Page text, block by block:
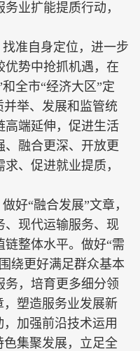
业扩能提质行动，
准自身定位，进一步
优势中抢抓机遇，在
全市“经济大区”定
并举、发展和监管统
高端延伸，促进生活
融合更深、开放更
、促进就业提质，
好“融合发展”文章，
、现代运输服务、现
整体水平。做好“需
绕更好满足群众基本
务，培育更多细分领
塑造服务业发展新
加强前沿技术运用
集聚发展，立足全